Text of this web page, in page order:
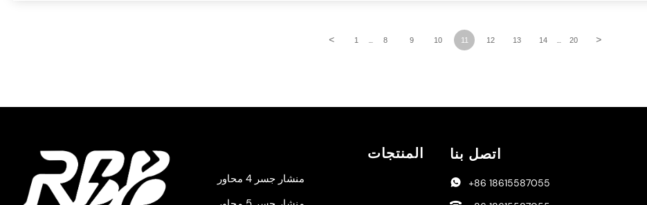
< 1 ... 8 9 10 11 12 13 14 ... 20 >
المنتجات
منشار جسر 4 محاور
اتصل بنا
 +86 18615587055